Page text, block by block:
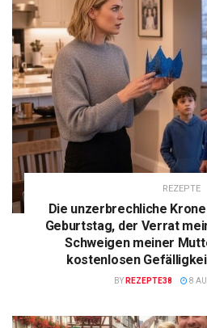
REZEPTE
Die unzerbrechliche
Geburtstag, der Verrat
Schweigen meiner
kostenlosen
BY REZEPTE38 8